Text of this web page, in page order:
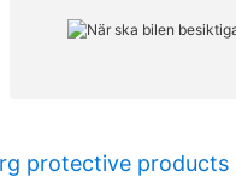
protective products